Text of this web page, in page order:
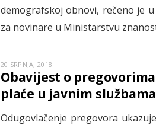
demografskoj obnovi, rečeno je
za novinare u Ministarstvu
20 SRPNJA, 2018
Obavijest o
plaće u javnim službama
Odugovlačenje pregovora